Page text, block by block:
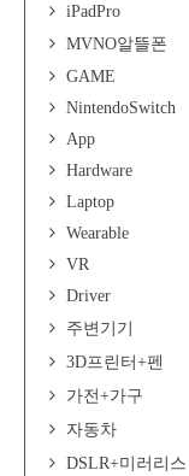
iPadPro
MVNO알뜰폰
GAME
NintendoSwitch
App
Hardware
Laptop
Wearable
VR
Driver
주변기기
3D프린터+펜
가전+가구
자동차
DSLR+미러리스